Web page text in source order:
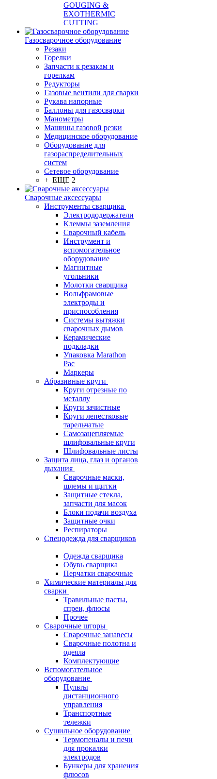
GOUGING &
EXOTHERMIC
CUTTING
Газосварочное оборудование
Резаки
Горелки
Запчасти к резакам и
горелкам
Редукторы
Газовые вентили для сварки
Рукава напорные
Баллоны для газосварки
Манометры
Машины газовой резки
Медицинское оборудование
Оборудование для
газораспределительных
систем
Сетевое оборудование
+ ЕЩЕ 2
Сварочные аксессуары
Инструменты сварщика
Электрододержатели
Клеммы заземления
Сварочный кабель
Инструмент и
вспомогательное
оборудование
Магнитные
угольники
Молотки сварщика
Вольфрамовые
электроды и
приспособления
Системы вытяжки
сварочных дымов
Керамические
подкладки
Упаковка Marathon
Pac
Маркеры
Абразивные круги
Круги отрезные по
металлу
Круги зачистные
Круги лепестковые
тарельчатые
Самозацепляемые
шлифовальные круги
Шлифовальные листы
Защита лица, глаз и органов
дыхания
Сварочные маски,
шлемы и щитки
Защитные стекла,
запчасти для масок
Блоки подачи воздуха
Защитные очки
Респираторы
Спецодежда для сварщиков
Одежда сварщика
Обувь сварщика
Перчатки сварочные
Химические материалы для
сварки
Травильные пасты,
спреи, флюсы
Прочее
Сварочные шторы
Сварочные занавесы
Сварочные полотна и
одеяла
Комплектующие
Вспомогательное
оборудование
Пульты
дистанционного
управления
Транспортные
тележки
Сушильное оборудование
Термопеналы и печи
для прокалки
электродов
Бункеры для хранения
флюсов